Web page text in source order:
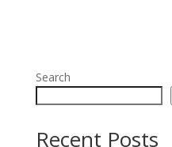
Search
Recent Posts